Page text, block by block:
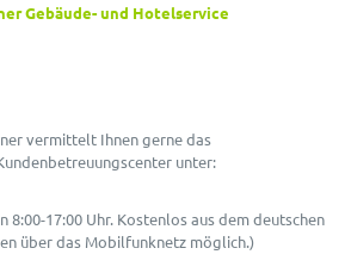
Gebäude- und Hotelservice
vermittelt Ihnen gerne das
unter:
8:00-17:00 Uhr. Kostenlos aus dem deutschen
über das Mobilfunknetz möglich.)